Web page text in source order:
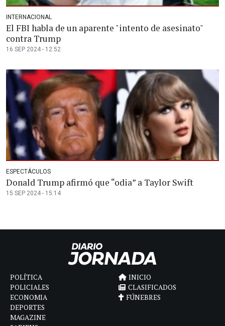
INTERNACIONAL
El FBI habla de un aparente "intento de asesinato"
contra Trump
16 SEP 2024 - 12:52
ESPECTÁCULOS
Donald Trump afirmó que “odia” a Taylor Swift
15 SEP 2024 - 15:14
POLÍTICA
POLICIALES
ECONOMIA
DEPORTES
MAGAZINE
INICIO
CLASIFICADOS
FÚNEBRES